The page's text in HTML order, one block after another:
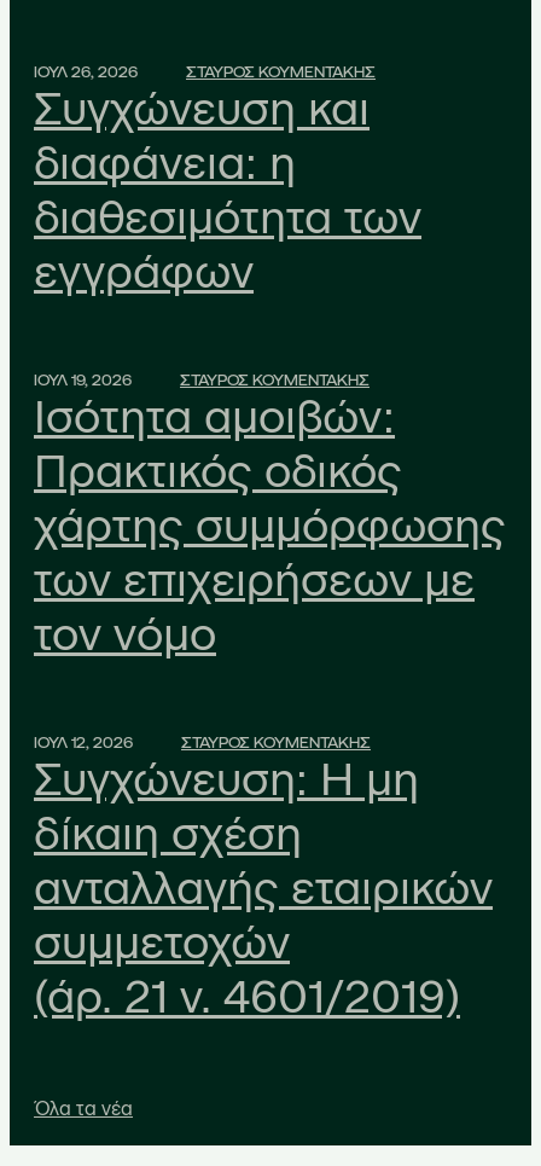
ΙΟΥΛ 26, 2026 ΣΤΑΥΡΟΣ ΚΟΥΜΕΝΤΑΚΗΣ
Συγχώνευση και
διαφάνεια: η
διαθεσιμότητα των
εγγράφων
ΙΟΥΛ 19, 2026 ΣΤΑΥΡΟΣ ΚΟΥΜΕΝΤΑΚΗΣ
Ισότητα αμοιβών:
Πρακτικός οδικός
χάρτης συμμόρφωσης
των επιχειρήσεων με
τον νόμο
ΙΟΥΛ 12, 2026 ΣΤΑΥΡΟΣ ΚΟΥΜΕΝΤΑΚΗΣ
Συγχώνευση: Η μη
δίκαιη σχέση
ανταλλαγής εταιρικών
συμμετοχών
(άρ. 21 ν. 4601/2019)
Όλα τα νέα